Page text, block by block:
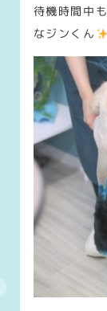
待機時間中
なジンくん